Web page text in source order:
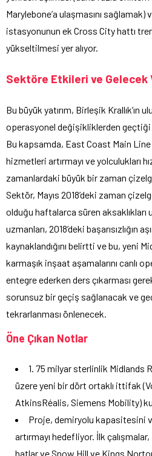
Marylebone’a ulaşmasını
istasyonunun ek Cross City hattı
yükseltilmesi yer alıyor.
Sektöre Etkileri ve Gelecek
Bu büyük yatırım, Birleşik Krallık’ın
operasyonel değişikliklerden
Bu kapsamda, East Coast Main
hizmetleri artırmayı ve yolculukları
zamanlardaki büyük bir zaman
Sektör, Mayıs 2018’deki zaman
olduğu haftalarca süren aksaklıkları
uzmanları, 2018’deki başarısızlığın
kaynaklandığını belirtti ve bu, yeni
karmaşık inşaat aşamalarını canlı
entegre ederken ders çıkarması
sorunsuz bir geçiş sağlanacak ve
tekrarlanması önlenecek.
Öne Çıkan Notlar
1. 75 milyar sterlinlik Midlands
üzere yeni bir dört ortaklı ittifak
AtkinsRéalis, Siemens Mobility)
Proje, demiryolu kapasitesini
artırmayı hedefliyor. İlk
hatlar ve Snow Hill ve Kings